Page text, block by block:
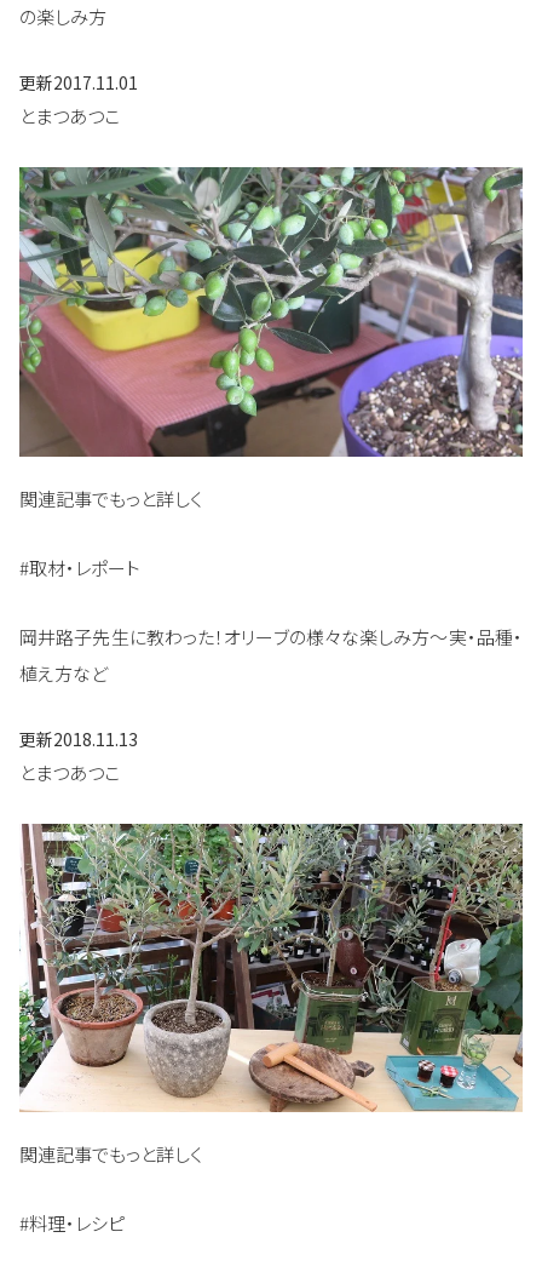
の楽しみ方
更新2017.11.01
とまつあつこ
関連記事でもっと詳しく
#取材・レポート
岡井路子先生に教わった！オリーブの様々な楽しみ方～実・品種・
植え方など
更新2018.11.13
とまつあつこ
関連記事でもっと詳しく
#料理・レシピ